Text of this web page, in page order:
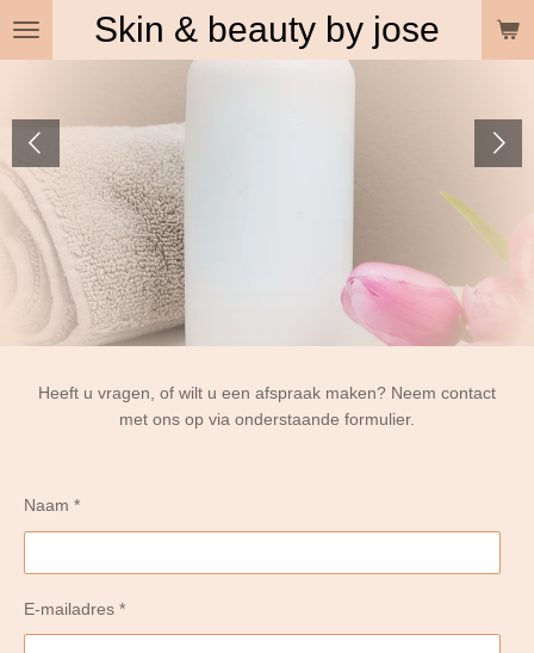
Ga
hoofdinhoud
Skin & beauty by jose
Heeft u vragen, of wilt u een afspraak maken? Neem contact
met ons op via onderstaande formulier.
Naam *
E-mailadres *